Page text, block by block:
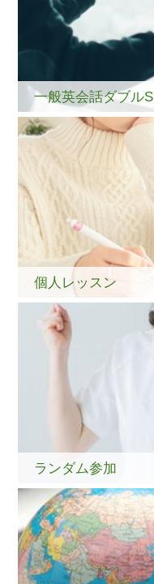
一般英会話ダブルS
個人レッスン
ランダム参加